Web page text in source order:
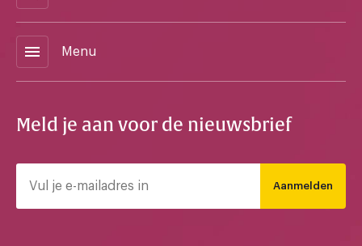
menu Menu
Meld je aan voor de nieuwsbrief
Aanmelden